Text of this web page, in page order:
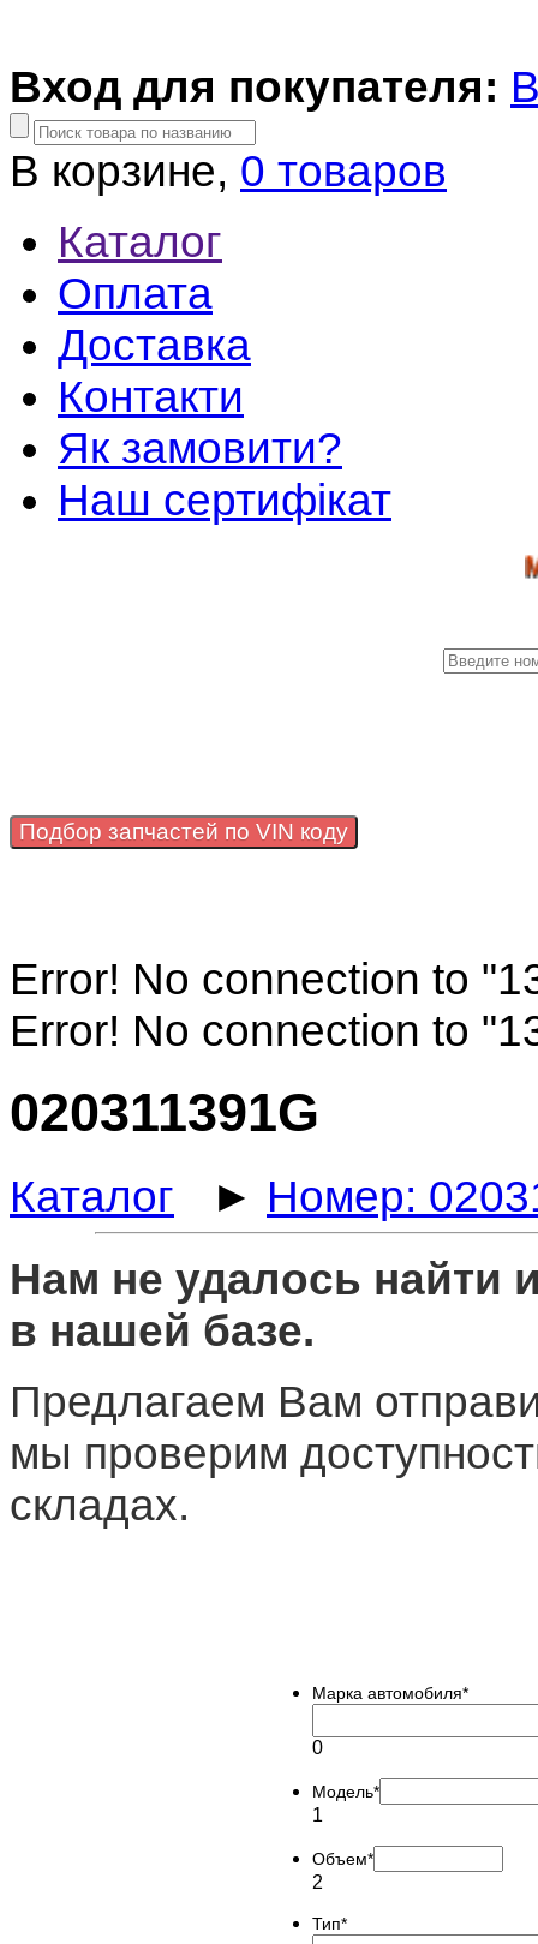
Вход для покупателя:
В корзине, 0 товаров
Каталог
Оплата
Доставка
Контакти
Як замовити?
Наш сертифікат
Ми
Подбор запчастей по VIN коду
Error! No connection to
Error! No connection to
020311391G
Каталог ► Номер:
Нам не удалось найти
в нашей базе.
Предлагаем Вам
мы проверим
складах.
Марка автомобиля*
0
Модель*
1
Объем*
2
Тип*